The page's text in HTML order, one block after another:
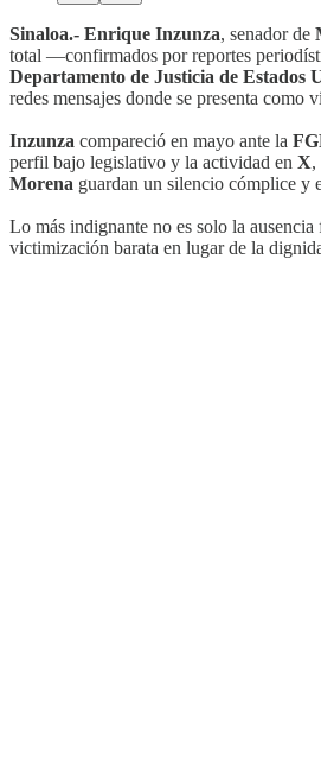
Sinaloa.- Enrique Inzunza, senador de
total —confirmados por reportes
Departamento de Justicia de Estados
redes mensajes donde se presenta como
Inzunza compareció en mayo ante la
perfil bajo legislativo y la actividad en X,
Morena guardan un silencio cómplice y
Lo más indignante no es solo la
victimización barata en lugar de la